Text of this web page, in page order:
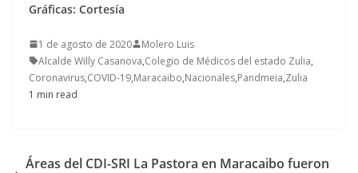
Gráficas: Cortesía
1 de agosto de 2020
Molero Luis
Alcalde Willy Casanova,Colegio de Médicos del estado Zulia,
Coronavirus,COVID-19,Maracaibo,Nacionales,Pandmeia,Zulia
1 min read
Áreas del CDI-SRI La Pastora en Maracaibo fueron